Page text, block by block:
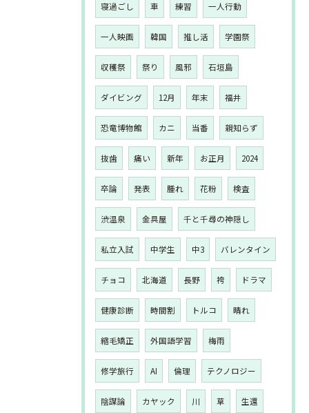
寝過ごし 車 練習 一人行動
一人映画 韓国 推し活 学園祭
収穫祭 祭り 風邪 石垣島
ダイビング 12月 年末 福井
恐竜博物館 カニ 当番 親知らず
抜歯 痛い 新年 お正月 2024
卒論 発表 腫れ 花粉 検査
渋温泉 金具屋 千と千尋の神隠し
私立入試 中学生 中3 バレンタイン
チョコ 北海道 長野 袴 ドラマ
健康診断 時間割 トルコ 晴れ
縮毛矯正 外国語学習 梅雨
修学旅行 AI 倫理 テクノロジー
陰謀論 カヤック 川 草 生還